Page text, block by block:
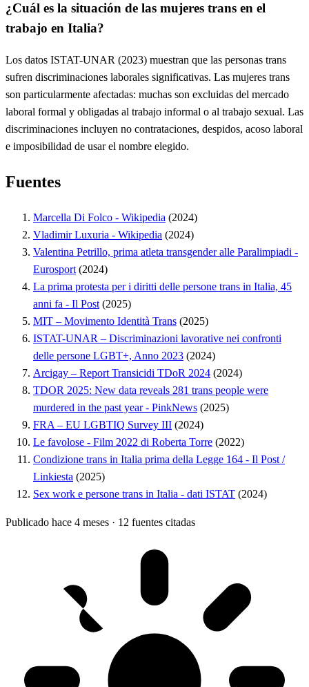
¿Cuál es la situación de las mujeres trans en el
trabajo en Italia?
Los datos ISTAT-UNAR (2023) muestran que las personas trans
sufren discriminaciones laborales significativas. Las mujeres trans
son particularmente afectadas: muchas son excluidas del mercado
laboral formal y obligadas al trabajo informal o al trabajo sexual. Las
discriminaciones incluyen no contrataciones, despidos, acoso laboral
e imposibilidad de usar el nombre elegido.
Fuentes
Marcella Di Folco - Wikipedia (2024)
Vladimir Luxuria - Wikipedia (2024)
Valentina Petrillo, prima atleta transgender alle Paralimpiadi -
Eurosport (2024)
La prima protesta per i diritti delle persone trans in Italia, 45
anni fa - Il Post (2025)
MIT – Movimento Identità Trans (2025)
ISTAT-UNAR – Discriminazioni lavorative nei confronti
delle persone LGBT+, Anno 2023 (2024)
Arcigay – Report Transicidi TDoR 2024 (2024)
TDOR 2025: New data reveals 281 trans people were
murdered in the past year - PinkNews (2025)
FRA – EU LGBTIQ Survey III (2024)
Le favolose - Film 2022 di Roberta Torre (2022)
Condizione trans in Italia prima della Legge 164 - Il Post /
Linkiesta (2025)
Sex work e persone trans in Italia - dati ISTAT (2024)
Publicado hace 4 meses · 12 fuentes citadas